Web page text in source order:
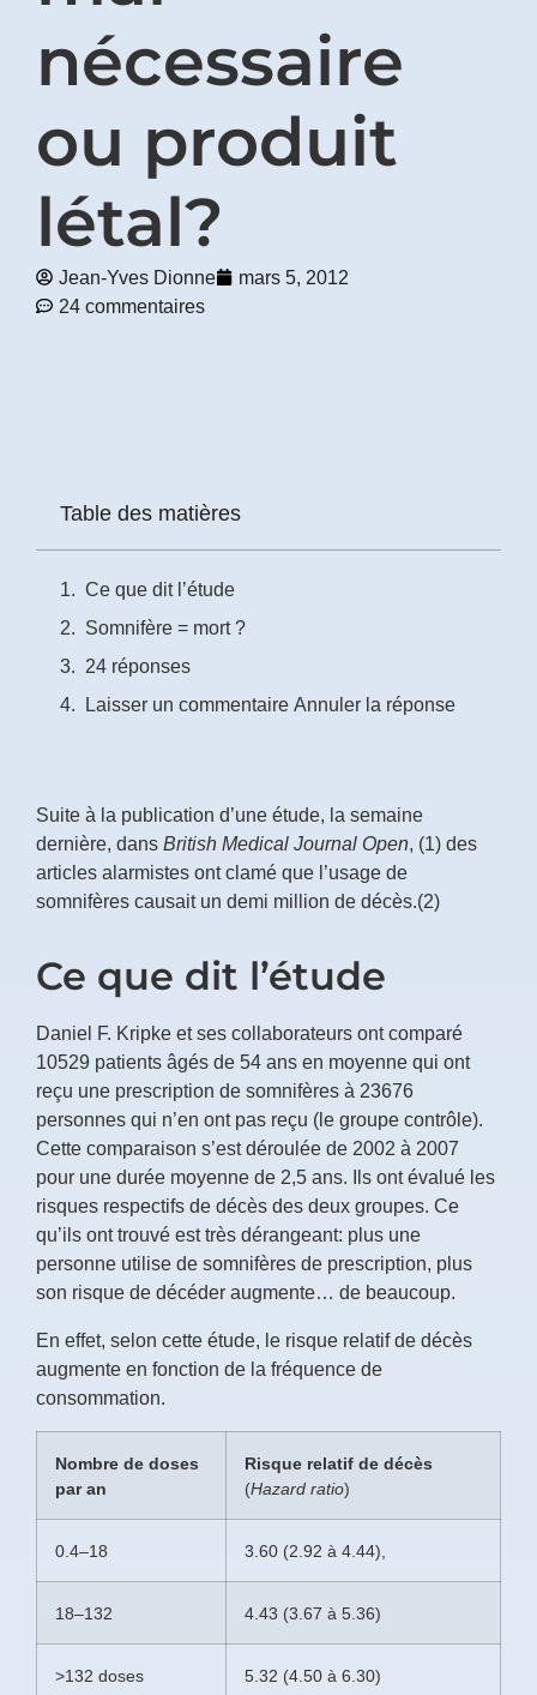
nécessaire
ou produit
létal?
Jean-Yves Dionne
mars 5, 2012
24 commentaires
Table des matières
Ce que dit l’étude
Somnifère = mort ?
24 réponses
Laisser un commentaire Annuler la réponse
Suite à la publication d’une étude, la semaine
dernière, dansBritish Medical Journal Open, (1) des
articles alarmistes ont clamé que l’usage de
somnifères causait un demi million de décès.(2)
Ce que dit l’étude
Daniel F. Kripke et ses collaborateurs ont comparé
10529 patients âgés de 54 ans en moyenne qui ont
reçu une prescription de somnifères à23676
personnes qui n’en ont pas reçu (le groupe contrôle).
Cette comparaison s’est déroulée de 2002 à 2007
pour une durée moyenne de 2,5 ans. Ils ont évalué les
risques respectifs de décès des deux groupes. Ce
qu’ils ont trouvé est très dérangeant: plus une
personne utilise de somnifères de prescription, plus
son risque de décéder augmente… de beaucoup.
En effet, selon cette étude, le risque relatif de décès
augmente en fonction de la fréquence de
consommation.
Nombre de doses
par an
Risque relatif de décès
(Hazard ratio)
0.4–18 3.60 (2.92 à 4.44),
18–132 4.43 (3.67 à 5.36)
>132 doses 5.32 (4.50 à 6.30)
Prénom
Courriel
*
Vous
pourrez
vous
désabonner
en